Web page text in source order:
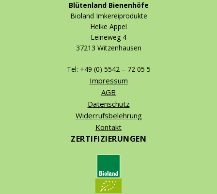
Blütenland Bienenhöfe
Bioland Imkereiprodukte
Heike Appel
Leineweg 4
37213 Witzenhausen
Tel: +49 (0) 5542 – 72 05 5
Impressum
AGB
Datenschutz
Widerrufsbelehrung
Kontakt
ZERTIFIZIERUNGEN